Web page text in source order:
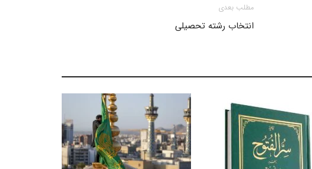
مطلب بعدی
انتخاب رشته تحصیلی